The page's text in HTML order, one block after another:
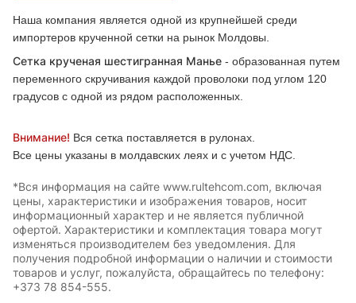
Наша компания является одной из крупнейшей среди
импортеров крученной сетки на рынок Молдовы.
Сетка крученая шестигранная Манье - образованная путем
переменного скручивания каждой проволоки под углом 120
градусов с одной из рядом расположенных.
Внимание! Вся сетка поставляется в рулонах.
Все цены указаны в молдавских леях и с учетом НДС.
*Вся информация на сайте www.rultehcom.com, включая
цены, характеристики и изображения товаров, носит
информационный характер и не является публичной
офертой. Характеристики и комплектация товара могут
изменяться производителем без уведомления. Для
получения подробной информации о наличии и стоимости
товаров и услуг, пожалуйста, обращайтесь по телефону:
+373 78 854-555.